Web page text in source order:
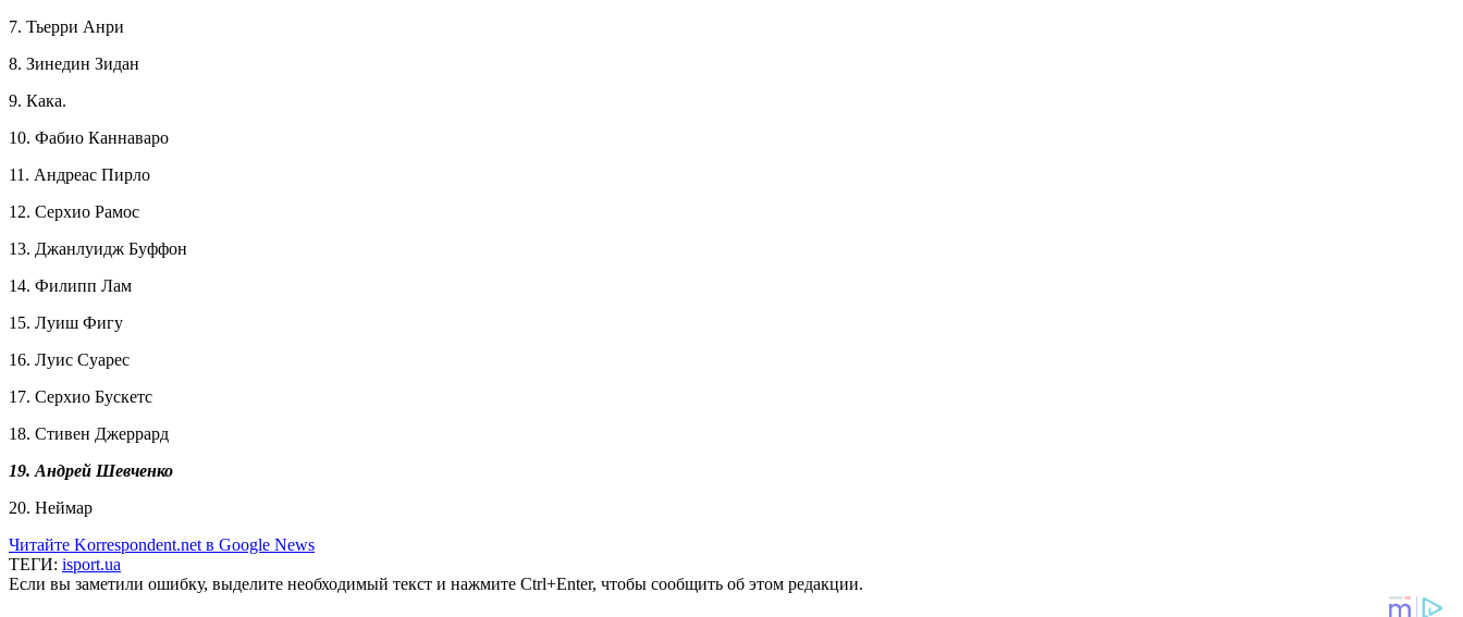
7. Тьерри Анри
8. Зинедин Зидан
9. Кака.
10. Фабио Каннаваро
11. Андреас Пирло
12. Серхио Рамос
13. Джанлуидж Буффон
14. Филипп Лам
15. Луиш Фигу
16. Луис Суарес
17. Серхио Бускетс
18. Стивен Джеррард
19. Андрей Шевченко
20. Неймар
Читайте Korrespondent.net в Google News
ТЕГИ: isport.ua
Если вы заметили ошибку, выделите необходимый текст и нажмите Ctrl+Enter, чтобы сообщить об этом редакции.